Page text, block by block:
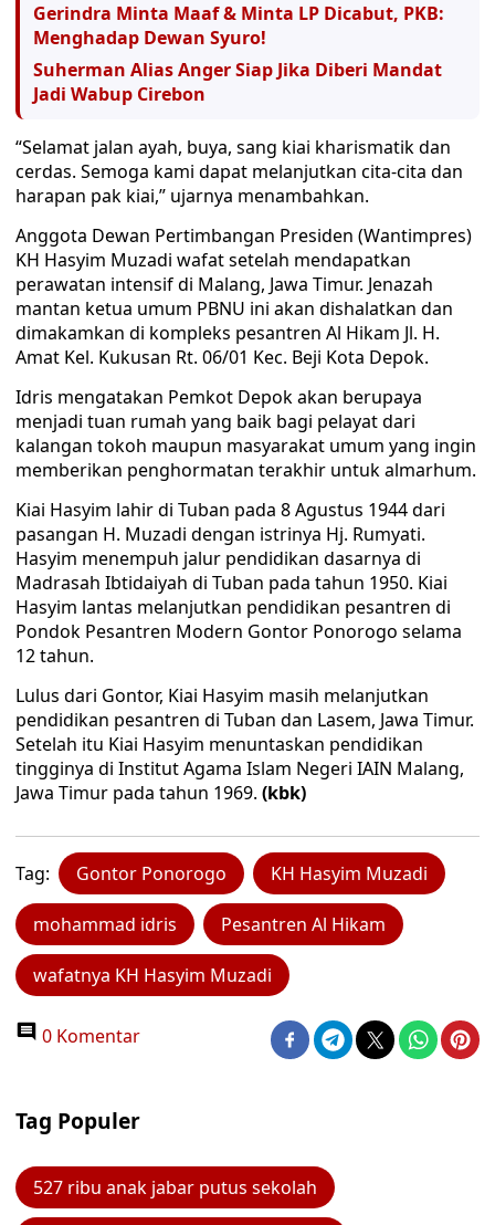
Gerindra Minta Maaf & Minta LP Dicabut, PKB:
Menghadap Dewan Syuro!
Suherman Alias Anger Siap Jika Diberi Mandat
Jadi Wabup Cirebon
“Selamat jalan ayah, buya, sang kiai kharismatik dan
cerdas. Semoga kami dapat melanjutkan cita-cita dan
harapan pak kiai,” ujarnya menambahkan.
Anggota Dewan Pertimbangan Presiden (Wantimpres)
KH Hasyim Muzadi wafat setelah mendapatkan
perawatan intensif di Malang, Jawa Timur. Jenazah
mantan ketua umum PBNU ini akan dishalatkan dan
dimakamkan di kompleks pesantren Al Hikam Jl. H.
Amat Kel. Kukusan Rt. 06/01 Kec. Beji Kota Depok.
Idris mengatakan Pemkot Depok akan berupaya
menjadi tuan rumah yang baik bagi pelayat dari
kalangan tokoh maupun masyarakat umum yang ingin
memberikan penghormatan terakhir untuk almarhum.
Kiai Hasyim lahir di Tuban pada 8 Agustus 1944 dari
pasangan H. Muzadi dengan istrinya Hj. Rumyati.
Hasyim menempuh jalur pendidikan dasarnya di
Madrasah Ibtidaiyah di Tuban pada tahun 1950. Kiai
Hasyim lantas melanjutkan pendidikan pesantren di
Pondok Pesantren Modern Gontor Ponorogo selama
12 tahun.
Lulus dari Gontor, Kiai Hasyim masih melanjutkan
pendidikan pesantren di Tuban dan Lasem, Jawa Timur.
Setelah itu Kiai Hasyim menuntaskan pendidikan
tingginya di Institut Agama Islam Negeri IAIN Malang,
Jawa Timur pada tahun 1969. (kbk)
Tag: Gontor Ponorogo KH Hasyim Muzadi
mohammad idris Pesantren Al Hikam
wafatnya KH Hasyim Muzadi
0 Komentar
Tag Populer
527 ribu anak jabar putus sekolah